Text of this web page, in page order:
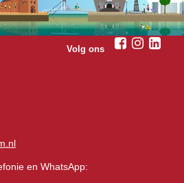
Volg ons
en WhatsApp: